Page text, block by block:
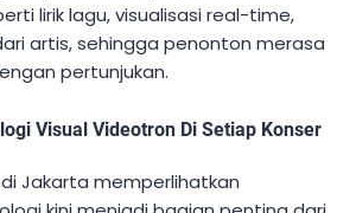
lirik lagu, visualisasi real-time,
artis, sehingga penonton merasa
pertunjukan.
Visual Videotron Di Setiap Konser
di Jakarta memperlihatkan